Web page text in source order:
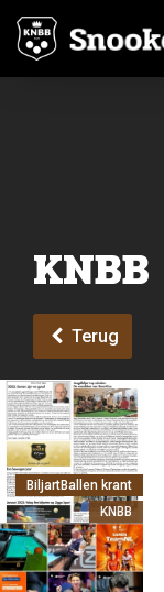
KNBB
Terug
BiljartBallen krant
KNBB